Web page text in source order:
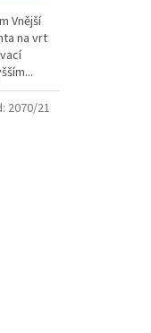
Vnější
na vrt
2070/21